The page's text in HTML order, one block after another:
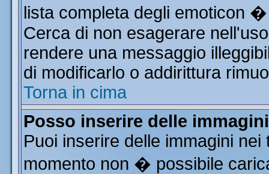
lista completa degli emoticon
Cerca di non esagerare
rendere una messaggio
di modificarlo o addirittura
Torna in cima
Posso inserire delle
Puoi inserire delle immagini
momento non � possibile